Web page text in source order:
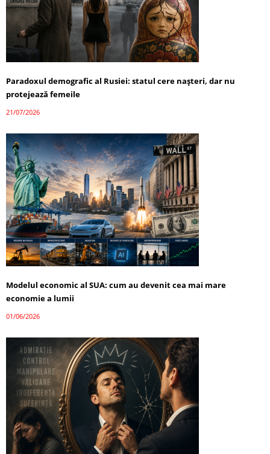
Paradoxul demografic al Rusiei: statul cere nașteri, dar nu
protejează femeile
21/07/2026
Modelul economic al SUA: cum au devenit cea mai mare
economie a lumii
01/06/2026